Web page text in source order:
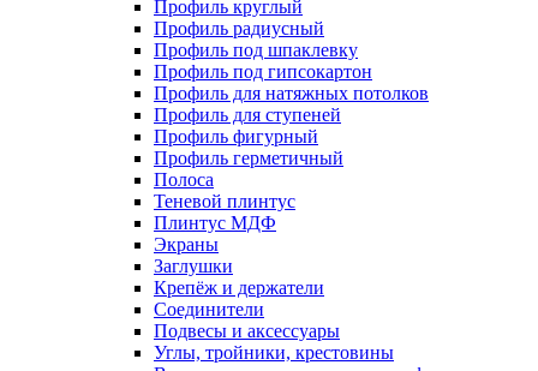
Профиль круглый
Профиль радиусный
Профиль под шпаклевку
Профиль под гипсокартон
Профиль для натяжных потолков
Профиль для ступеней
Профиль фигурный
Профиль герметичный
Полоса
Теневой плинтус
Плинтус МДФ
Экраны
Заглушки
Крепёж и держатели
Соединители
Подвесы и аксессуары
Углы, тройники, крестовины